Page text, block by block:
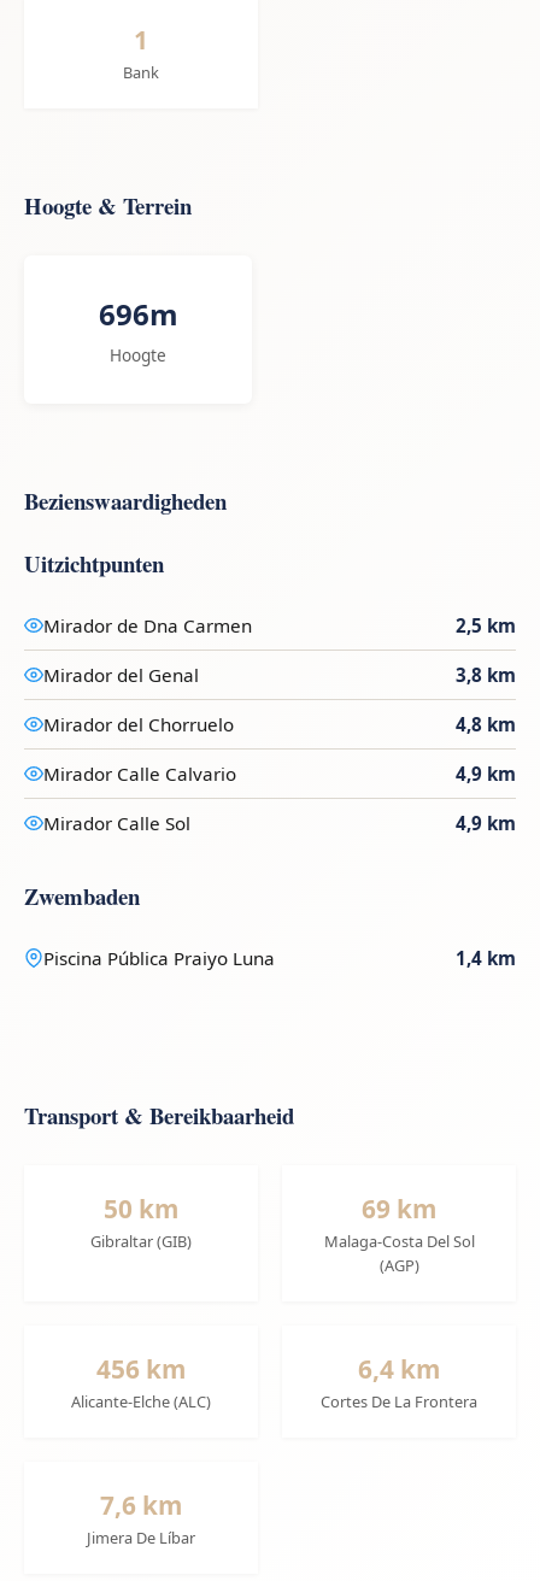
1
Bank
Hoogte & Terrein
696m
Hoogte
Bezienswaardigheden
Uitzichtpunten
Mirador de Dna Carmen 2,5 km
Mirador del Genal 3,8 km
Mirador del Chorruelo 4,8 km
Mirador Calle Calvario 4,9 km
Mirador Calle Sol 4,9 km
Zwembaden
Piscina Pública Praiyo Luna 1,4 km
Transport & Bereikbaarheid
50 km
Gibraltar (GIB)
69 km
Malaga-Costa Del Sol
(AGP)
456 km
Alicante-Elche (ALC)
6,4 km
Cortes De La Frontera
7,6 km
Jimera De Líbar